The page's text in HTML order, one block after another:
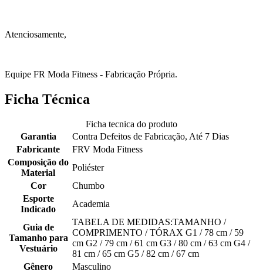
Atenciosamente,
Equipe FR Moda Fitness - Fabricação Própria.
Ficha Técnica
Ficha tecnica do produto
Garantia
Contra Defeitos de Fabricação, Até 7 Dias
Fabricante
FRV Moda Fitness
Composição do
Material
Poliéster
Cor
Chumbo
Esporte
Indicado
Academia
Guia de
Tamanho para
Vestuário
TABELA DE MEDIDAS:TAMANHO /
COMPRIMENTO / TÓRAX G1 / 78 cm / 59
cm G2 / 79 cm / 61 cm G3 / 80 cm / 63 cm G4 /
81 cm / 65 cm G5 / 82 cm / 67 cm
Gênero
Masculino